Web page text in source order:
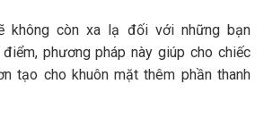
không còn xa lạ đối với những bạn
phương pháp này giúp cho chiếc
tạo cho khuôn mặt thêm phần thanh